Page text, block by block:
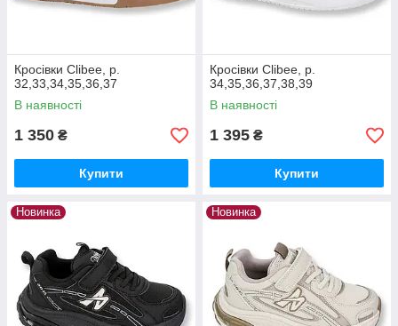
Кросівки Clibee, р.
32,33,34,35,36,37
В наявності
1 350 ₴
Купити
Кросівки Clibee, р.
34,35,36,37,38,39
В наявності
1 395 ₴
Купити
Новинка Новинка